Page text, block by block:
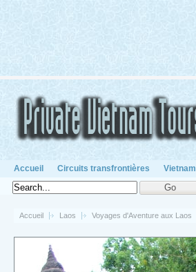
Accueil Circuits transfrontières Vietnam
Accueil Laos Voyages d'Aventure aux Laos